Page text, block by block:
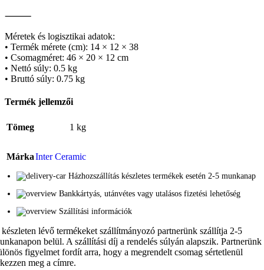
⸻
Méretek és logisztikai adatok:
• Termék mérete (cm): 14 × 12 × 38
• Csomagméret: 46 × 20 × 12 cm
• Nettó súly: 0.5 kg
• Bruttó súly: 0.75 kg
Termék jellemzői
Tömeg 1 kg
MárkaInter Ceramic
Házhozszállítás készletes termékek esetén 2-5 munkanap
Bankkártyás, utánvétes vagy utalásos fizetési lehetőség
Szállítási információk
lévő termékeket szállítmányozó partnerünk szállítja 2-5
belül. A szállítási díj a rendelés súlyán alapszik. Partnerünk
figyelmet fordít arra, hogy a megrendelt csomag sértetlenül
meg a címre.